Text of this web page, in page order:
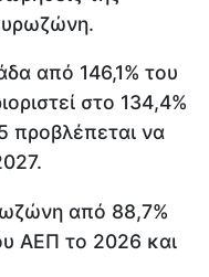
από 146,1% του
στο 134,4%
προβλέπεται να
από 88,7%
ΑΕΠ το 2026 και